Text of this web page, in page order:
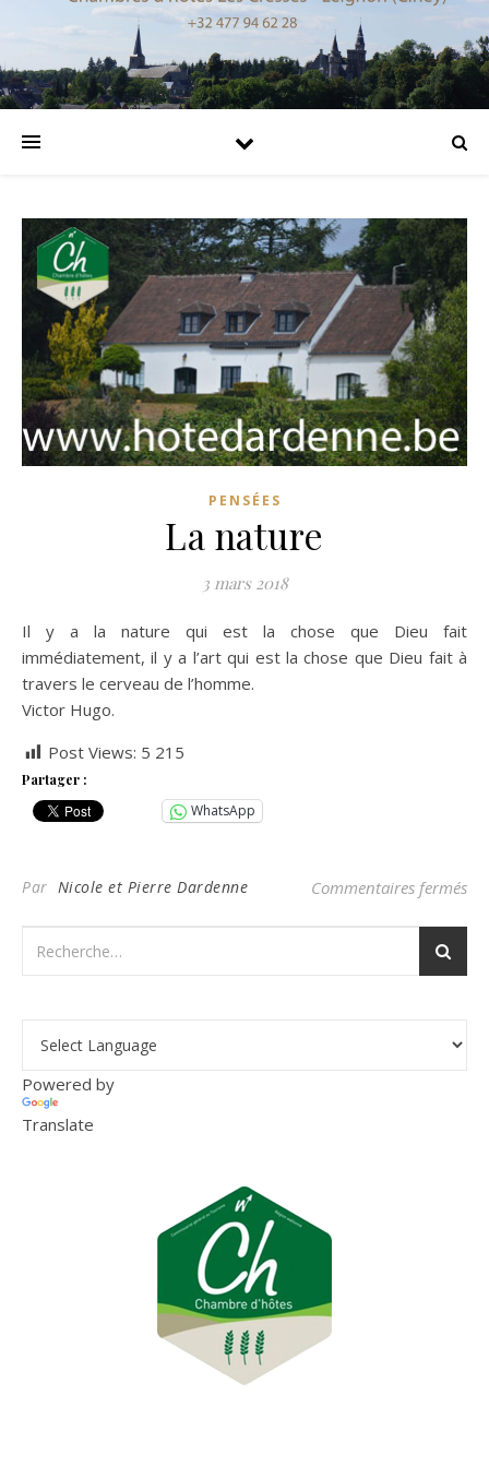
PENSÉES
La nature
3 mars 2018
Il y a la nature qui est la chose que Dieu fait
immédiatement, il y a l’art qui est la chose que Dieu fait à
travers le cerveau de l’homme.
Victor Hugo.
Post Views: 5 215
Partager :
WhatsApp
Par Nicole et Pierre Dardenne Commentaires fermés
Powered by
Translate